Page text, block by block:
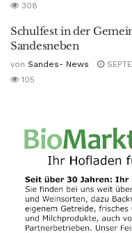
308
Schulfest in der
Sandesneben
von Sandes- News
105